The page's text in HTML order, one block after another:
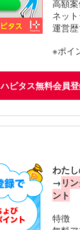
高額案
ネッ
運営歴
※ポイ
ハピタス無料会員
わた
→ リ
ント
特徴